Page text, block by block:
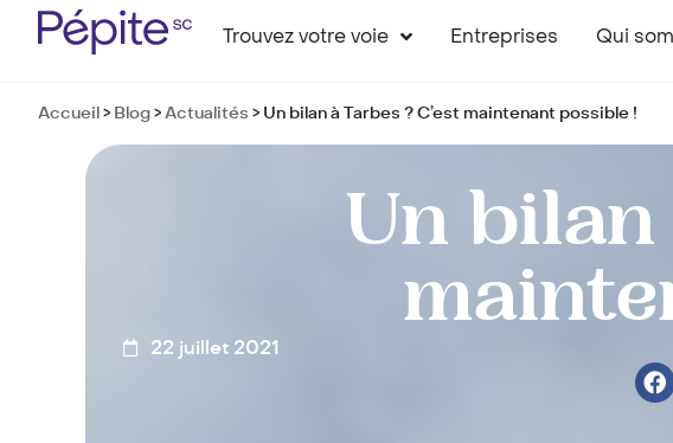
Trouvez votre voie Entreprises Qui
Accueil> Blog>Actualités > Un bilan à Tarbes ? C’est maintenant possible !
Un bilan
22 juillet 2021